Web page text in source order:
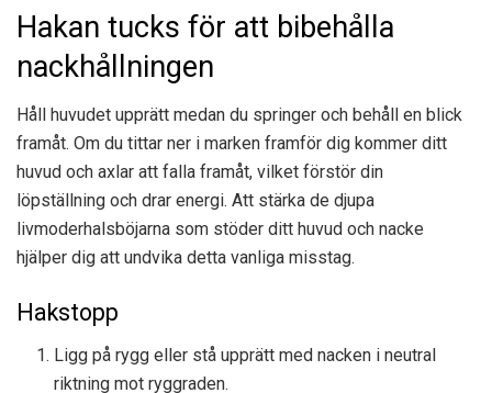
Hakan tucks för att bibehålla
nackhållningen
Håll huvudet upprätt medan du springer och behåll en blick
framåt. Om du tittar ner i marken framför dig kommer ditt
huvud och axlar att falla framåt, vilket förstör din
löpställning och drar energi. Att stärka de djupa
livmoderhalsböjarna som stöder ditt huvud och nacke
hjälper dig att undvika detta vanliga misstag.
Hakstopp
Ligg på rygg eller stå upprätt med nacken i neutral
riktning mot ryggraden.